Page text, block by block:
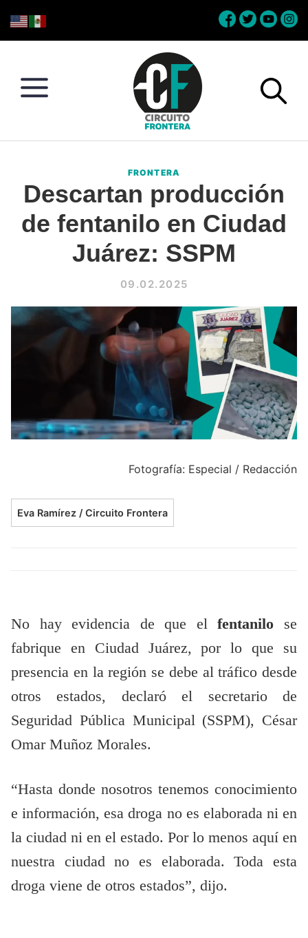
to
to
to
to
Conéctate
la
frontera
FRONTERA
Descartan producción
de fentanilo en Ciudad
Juárez: SSPM
09.02.2025
Fotografía: Especial / Redacción
Eva Ramírez / Circuito Frontera
No hay evidencia de que elfentanilo se
fabrique en Ciudad Juárez, por lo que su
presencia en la región se debe al tráfico desde
otros estados, declaró el secretario de
Seguridad Pública Municipal (SSPM), César
Omar Muñoz Morales.
“Hasta donde nosotros tenemos conocimiento
e información, esa droga no es elaborada ni en
la ciudad ni en el estado. Por lo menos aquí en
nuestra ciudad no es elaborada. Toda esta
droga viene de otros estados”, dijo.